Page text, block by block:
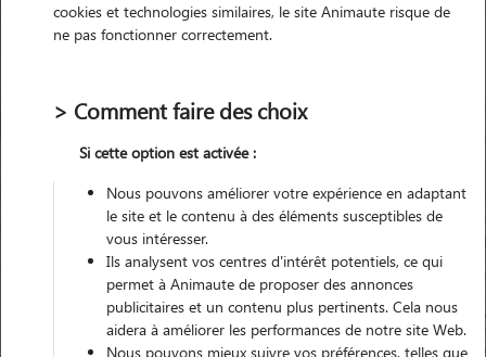
Garde
chez le Pet Sitter
Garde
chez le Pet Sitter
Pour quel animal ?
Trouver mon Pet Sitter
cookies et technologies similaires, le site Animaute risque de
ne pas fonctionner correctement.
> Comment faire des choix
Si cette option est activée :
Nous pouvons améliorer votre expérience en adaptant
le site et le contenu à des éléments susceptibles de
vous intéresser.
Ils analysent vos centres d'intérêt potentiels, ce qui
permet à Animaute de proposer des annonces
publicitaires et un contenu plus pertinents. Cela nous
aidera à améliorer les performances de notre site Web.
Nous pouvons mieux suivre vos préférences, telles que